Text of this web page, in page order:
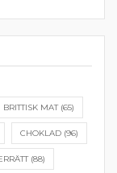
BRITTISK MAT(65)
CHOKLAD (96)
(88)